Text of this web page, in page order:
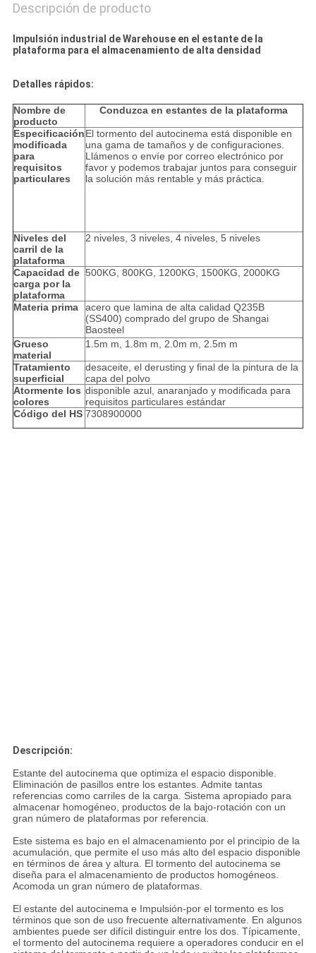
Descripción de producto
Impulsión industrial de Warehouse en el estante de la
plataforma para el almacenamiento de alta densidad
Detalles rápidos:
Nombre de
producto
Conduzca en estantes de la plataforma
Especificación
modificada
para
requisitos
particulares
El tormento del autocinema está disponible en
una gama de tamaños y de configuraciones.
Llámenos o envíe por correo electrónico por
favor y podemos trabajar juntos para conseguir
la solución más rentable y más práctica.
Niveles del
carril de la
plataforma
2 niveles, 3 niveles, 4 niveles, 5 niveles
Capacidad de
carga por la
plataforma
500KG, 800KG, 1200KG, 1500KG, 2000KG
Materia prima
acero que lamina de alta calidad Q235B
(SS400) comprado del grupo de Shangai
Baosteel
Grueso
material
1.5m m, 1.8m m, 2.0m m, 2.5m m
Tratamiento
superficial
desaceite, el derusting y final de la pintura de la
capa del polvo
Atormente los
colores
disponible azul, anaranjado y modificada para
requisitos particulares estándar
Código del HS 7308900000
Descripción:
Estante del autocinema que optimiza el espacio disponible.
Eliminación de pasillos entre los estantes. Admite tantas
referencias como carriles de la carga. Sistema apropiado para
almacenar homogéneo, productos de la bajo-rotación con un
gran número de plataformas por referencia.
Este sistema es bajo en el almacenamiento por el principio de la
acumulación, que permite el uso más alto del espacio disponible
en términos de área y altura. El tormento del autocinema se
diseña para el almacenamiento de productos homogéneos.
Acomoda un gran número de plataformas.
El estante del autocinema e Impulsión-por el tormento es los
términos que son de uso frecuente alternativamente. En algunos
ambientes puede ser difícil distinguir entre los dos. Típicamente,
el tormento del autocinema requiere a operadores conducir en el